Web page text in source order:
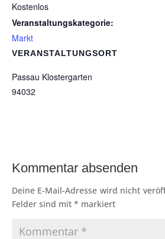
Kostenlos
Veranstaltungskategorie:
Markt
VERANSTALTUNGSORT
Passau Klostergarten
94032
Kommentar absenden
Deine E-Mail-Adresse wird nicht
Felder sind mit * markiert